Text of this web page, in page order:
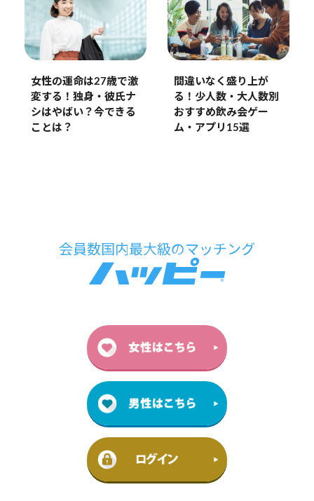
女性の運命は27歳で激
変する！独身・彼氏ナ
シはやばい？今できる
ことは？
間違いなく盛り上が
る！少人数・大人数別
おすすめ飲み会ゲー
ム・アプリ15選